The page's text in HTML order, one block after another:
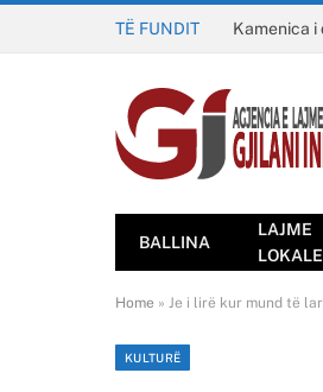
TË FUNDIT Kamenica i
BALLINA
LAJME
LOKALE
Home » Je i lirë kur mund të
KULTURË